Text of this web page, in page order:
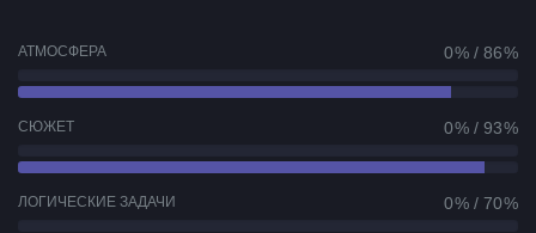
АТМОСФЕРА 0 % / 86 %
СЮЖЕТ 0 % / 93 %
ЛОГИЧЕСКИЕ ЗАДАЧИ 0 % / 70 %